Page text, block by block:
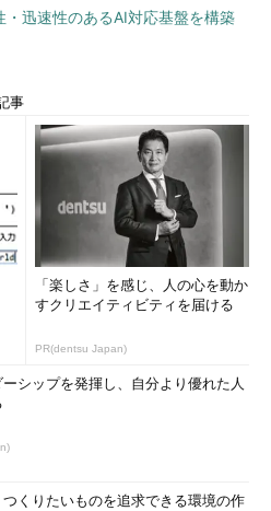
迅速性のあるAI対応基盤を構築
事
「楽しさ」を感じ、人の心を動か
すクリエイティビティを届ける
PR(dentsu Japan)
シップを発揮し、自分より優れた人
つくりたいものを追求できる環境の作